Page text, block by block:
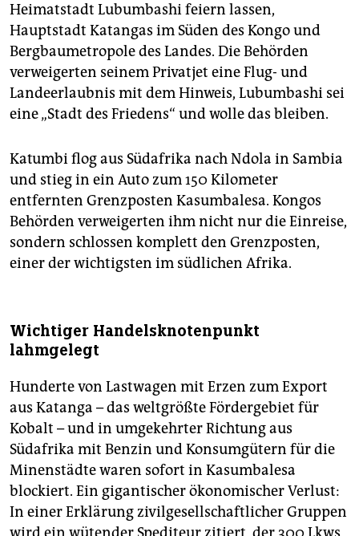
Heimatstadt Lubumbashi feiern lassen,
Hauptstadt Katangas im Süden des Kongo und
Bergbaumetropole des Landes. Die Behörden
verweigerten seinem Privatjet eine Flug- und
Landeerlaubnis mit dem Hinweis, Lubumbashi sei
eine „Stadt des Friedens“ und wolle das bleiben.
Katumbi flog aus Südafrika nach Ndola in Sambia
und stieg in ein Auto zum 150 Kilometer
entfernten Grenzposten Kasumbalesa. Kongos
Behörden verweigerten ihm nicht nur die Einreise,
sondern schlossen komplett den Grenzposten,
einer der wichtigsten im südlichen Afrika.
Wichtiger Handelsknotenpunkt
lahmgelegt
Hunderte von Lastwagen mit Erzen zum Export
aus Katanga – das weltgrößte Fördergebiet für
Kobalt – und in umgekehrter Richtung aus
Südafrika mit Benzin und Konsumgütern für die
Minenstädte waren sofort in Ka­sum­balesa
blockiert. Ein gigantischer ökonomischer Verlust:
In einer Erklärung zivilgesellschaftlicher Gruppen